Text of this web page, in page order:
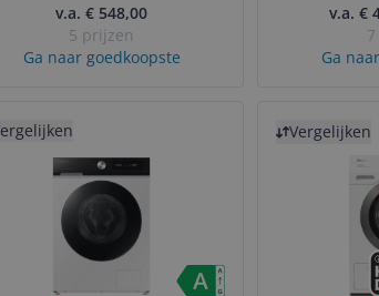
v.a. € 548,00
5 prijzen
Ga naar goedkoopste
v.a. €
Ga
Vergelijken